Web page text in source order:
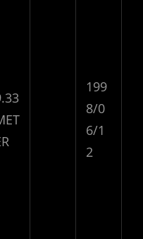
199
8/0
6/1
2